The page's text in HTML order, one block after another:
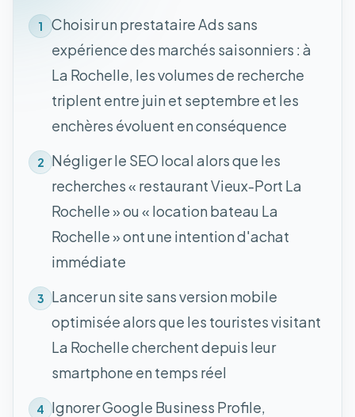
1
Choisir un prestataire Ads sans
expérience des marchés saisonniers : à
La Rochelle, les volumes de recherche
triplent entre juin et septembre et les
enchères évoluent en conséquence
2 Négliger le SEO local alors que les
recherches « restaurant Vieux-Port La
Rochelle » ou « location bateau La
Rochelle » ont une intention d'achat
immédiate
3 Lancer un site sans version mobile
optimisée alors que les touristes visitant
La Rochelle cherchent depuis leur
smartphone en temps réel
4 Ignorer Google Business Profile,